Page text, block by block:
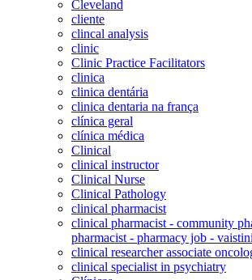
Cleveland
cliente
clincal analysis
clinic
Clinic Practice Facilitators
clinica
clinica dentária
clinica dentaria na frança
clínica geral
clínica médica
Clinical
clinical instructor
Clinical Nurse
Clinical Pathology
clinical pharmacist
clinical pharmacist - community
pharmacist - pharmacy job -
clinical researcher associate
clinical specialist in psychiatry